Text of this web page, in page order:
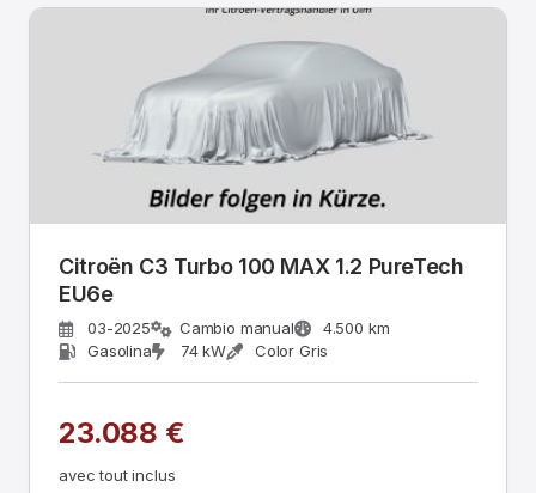
Citroën C3 Turbo 100 MAX 1.2 PureTech
EU6e
03-2025 Cambio manual
4.500 km
Gasolina
74 kW Color Gris
23.088 €
avec tout inclus